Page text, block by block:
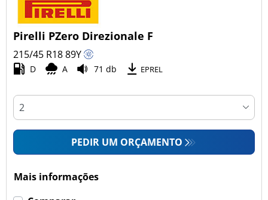
Pirelli PZero Direzionale F
215/45 R1889Y
D A 71 db EPREL
PEDIR UM ORÇAMENTO
Mais informações